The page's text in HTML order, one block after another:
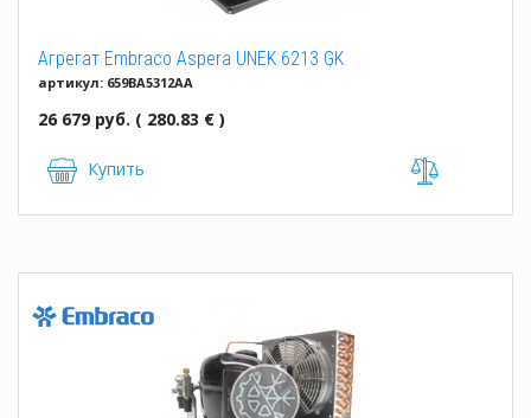
Агрегат Embraco Aspera UNEK 6213 GK
артикул: 659BA5312AA
26 679 руб. ( 280.83 € )
Купить